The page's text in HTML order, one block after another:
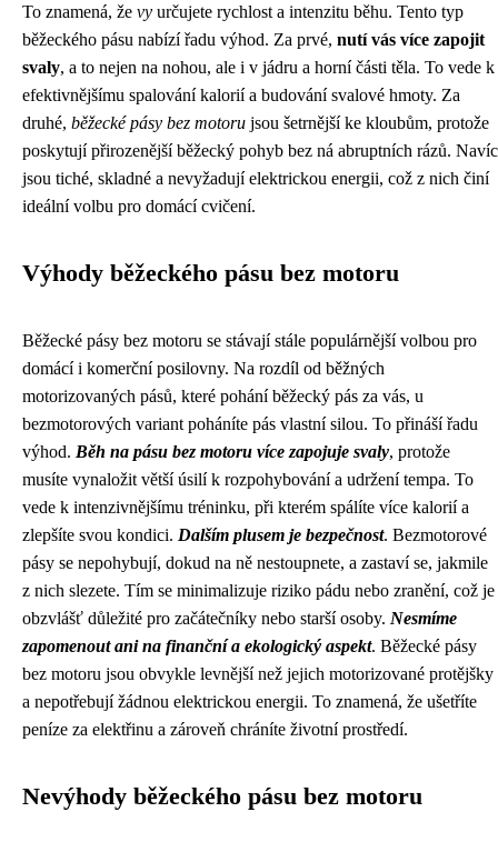
To znamená, že vy určujete rychlost a intenzitu běhu. Tento typ
běžeckého pásu nabízí řadu výhod. Za prvé, nutí vás více zapojit
svaly, a to nejen na nohou, ale i v jádru a horní části těla. To vede k
efektivnějšímu spalování kalorií a budování svalové hmoty. Za
druhé, běžecké pásy bez motoru jsou šetrnější ke kloubům, protože
poskytují přirozenější běžecký pohyb bez ná abruptních rázů. Navíc
jsou tiché, skladné a nevyžadují elektrickou energii, což z nich činí
ideální volbu pro domácí cvičení.
Výhody běžeckého pásu bez motoru
Běžecké pásy bez motoru se stávají stále populárnější volbou pro
domácí i komerční posilovny. Na rozdíl od běžných
motorizovaných pásů, které pohání běžecký pás za vás, u
bezmotorových variant poháníte pás vlastní silou. To přináší řadu
výhod. Běh na pásu bez motoru více zapojuje svaly, protože
musíte vynaložit větší úsilí k rozpohybování a udržení tempa. To
vede k intenzivnějšímu tréninku, při kterém spálíte více kalorií a
zlepšíte svou kondici. Dalším plusem je bezpečnost. Bezmotorové
pásy se nepohybují, dokud na ně nestoupnete, a zastaví se, jakmile
z nich slezete. Tím se minimalizuje riziko pádu nebo zranění, což je
obzvlášť důležité pro začátečníky nebo starší osoby. Nesmíme
zapomenout ani na finanční a ekologický aspekt. Běžecké pásy
bez motoru jsou obvykle levnější než jejich motorizované protějšky
a nepotřebují žádnou elektrickou energii. To znamená, že ušetříte
peníze za elektřinu a zároveň chráníte životní prostředí.
Nevýhody běžeckého pásu bez motoru